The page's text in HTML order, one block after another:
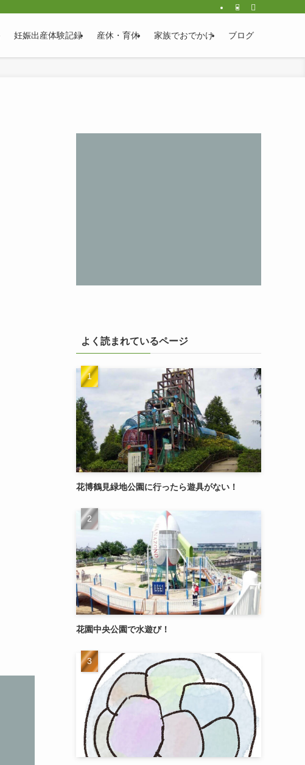
妊娠出産体験記録 産休・育休 家族でおでかけ ブログ
よく読まれているページ
花博鶴見緑地公園に行ったら遊具がない！
花園中央公園で水遊び！